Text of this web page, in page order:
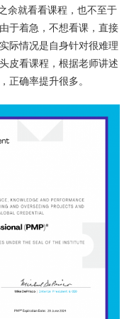
余就看看课程，也不至于
于着急，不想看课，直接
际情况是自身针对很难理
皮看课程，根据老师讲述
正确率提升很多。